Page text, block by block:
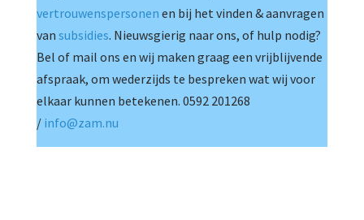
vertrouwenspersonen en bij het vinden & aanvragen
van subsidies. Nieuwsgierig naar ons, of hulp nodig?
Bel of mail ons en wij maken graag een vrijblijvende
afspraak, om wederzijds te bespreken wat wij voor
elkaar kunnen betekenen. 0592 201268
/ info@zam.nu